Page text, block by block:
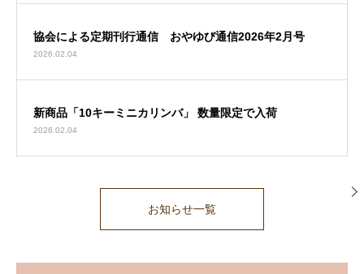
協会による定期刊行通信 おやゆび通信2026年2月号
2026.02.04
新商品「10キーミニカリンバ」 数量限定で入荷
2026.02.04
お知らせ一覧